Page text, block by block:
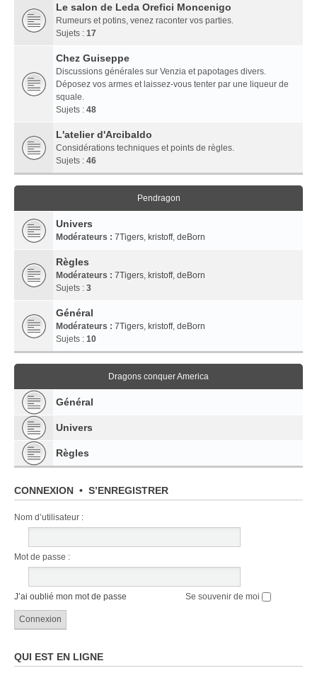
Le salon de Leda Orefici Moncenigo
Rumeurs et potins, venez raconter vos parties.
Sujets : 17
Chez Guiseppe
Discussions générales sur Venzia et papotages divers.
Déposez vos armes et laissez-vous tenter par une liqueur de
squale.
Sujets : 48
L'atelier d'Arcibaldo
Considérations techniques et points de règles.
Sujets : 46
Pendragon
Univers
Modérateurs : 7Tigers, kristoff, deBorn
Règles
Modérateurs : 7Tigers, kristoff, deBorn
Sujets : 3
Général
Modérateurs : 7Tigers, kristoff, deBorn
Sujets : 10
Dragons conquer America
Général
Univers
Règles
CONNEXION • S’ENREGISTRER
Nom d’utilisateur :
Mot de passe :
J’ai oublié mon mot de passe Se souvenir de moi
QUI EST EN LIGNE